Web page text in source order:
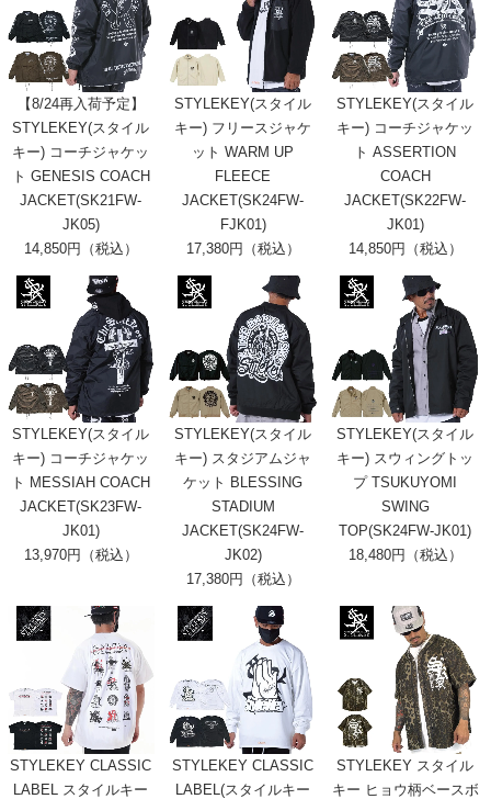
【8/24再入荷予定】
STYLEKEY(スタイル
キー) コーチジャケッ
ト GENESIS COACH
JACKET(SK21FW-
JK05)
14,850円（税込）
STYLEKEY(スタイル
キー) フリースジャケ
ット WARM UP
FLEECE
JACKET(SK24FW-
FJK01)
17,380円（税込）
STYLEKEY(スタイル
キー) コーチジャケッ
ト ASSERTION
COACH
JACKET(SK22FW-
JK01)
14,850円（税込）
STYLEKEY(スタイル
キー) コーチジャケッ
ト MESSIAH COACH
JACKET(SK23FW-
JK01)
13,970円（税込）
STYLEKEY(スタイル
キー) スタジアムジャ
ケット BLESSING
STADIUM
JACKET(SK24FW-
JK02)
17,380円（税込）
STYLEKEY(スタイル
キー) スウィングトッ
プ TSUKUYOMI
SWING
TOP(SK24FW-JK01)
18,480円（税込）
STYLEKEY CLASSIC
LABEL スタイルキー
STYLEKEY CLASSIC
LABEL(スタイルキー
STYLEKEY スタイル
キー ヒョウ柄ベースボ